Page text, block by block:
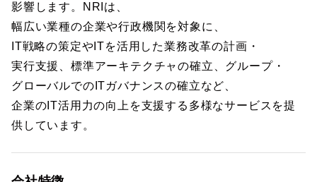
影響します。NRIは、
幅広い業種の企業や行政機関を対象に、
IT戦略の策定やITを活用した業務改革の計画・
実行支援、標準アーキテクチャの確立、グループ・
グローバルでのITガバナンスの確立など、
企業のIT活用力の向上を支援する多様なサービスを提
供しています。